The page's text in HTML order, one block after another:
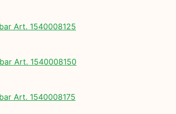
Art. 1540008125
Art. 1540008150
Art. 1540008175